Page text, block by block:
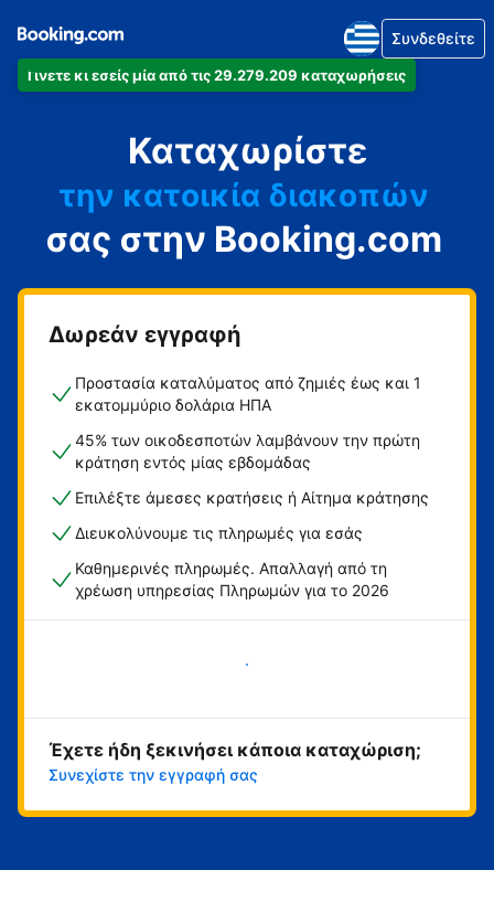
Γίνετε κι εσείς μία από τις 29.279.209 καταχωρήσεις
Συνδεθείτε
Καταχωρίστε
το ξενοδοχείο
την κατοικία διακοπών
τον ξενώνα
τη βίλα
σας στην Booking.com
Δωρεάν εγγραφή
Προστασία καταλύματος από ζημιές έως και 1
εκατομμύριο δολάρια ΗΠΑ
45% των οικοδεσποτών λαμβάνουν την πρώτη
κράτηση εντός μίας εβδομάδας
Επιλέξτε άμεσες κρατήσεις ή Αίτημα κράτησης
Διευκολύνουμε τις πληρωμές για εσάς
Καθημερινές πληρωμές. Απαλλαγή από τη
χρέωση υπηρεσίας Πληρωμών για το 2026
Ξεκινήστε τώρα
Έχετε ήδη ξεκινήσει κάποια καταχώριση;
Συνεχίστε την εγγραφή σας